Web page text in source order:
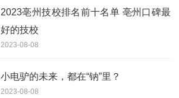
2023亳州技校排名前十名单 亳州口碑最
好的技校
2023-08-08
小电驴的未来，都在“钠”里？
2023-08-08